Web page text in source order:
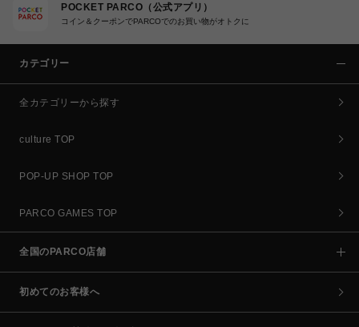
POCKET PARCO（公式アプリ）
コイン＆クーポンでPARCOでのお買い物がオトクに
カテゴリー
全カテゴリーから探す
culture TOP
POP-UP SHOP TOP
PARCO GAMES TOP
全国のPARCO店舗
初めてのお客様へ